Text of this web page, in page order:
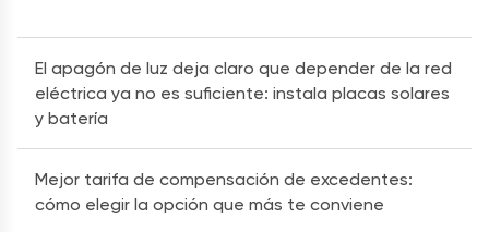
El apagón de luz deja claro que depender de la red
eléctrica ya no es suficiente: instala placas solares
y batería
Mejor tarifa de compensación de excedentes:
cómo elegir la opción que más te conviene